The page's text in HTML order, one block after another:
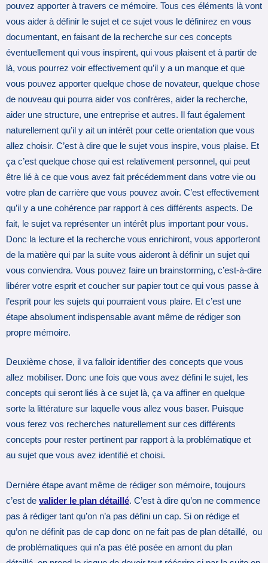
pouvez apporter à travers ce mémoire. Tous ces éléments là vont
vous aider à définir le sujet et ce sujet vous le définirez en vous
documentant, en faisant de la recherche sur ces concepts
éventuellement qui vous inspirent, qui vous plaisent et à partir de
là, vous pourrez voir effectivement qu’il y a un manque et que
vous pouvez apporter quelque chose de novateur, quelque chose
de nouveau qui pourra aider vos confrères, aider la recherche,
aider une structure, une entreprise et autres. Il faut également
naturellement qu’il y ait un intérêt pour cette orientation que vous
allez choisir. C’est à dire que le sujet vous inspire, vous plaise. Et
ça c’est quelque chose qui est relativement personnel, qui peut
être lié à ce que vous avez fait précédemment dans votre vie ou
votre plan de carrière que vous pouvez avoir. C’est effectivement
qu’il y a une cohérence par rapport à ces différents aspects. De
fait, le sujet va représenter un intérêt plus important pour vous.
Donc la lecture et la recherche vous enrichiront, vous apporteront
de la matière qui par la suite vous aideront à définir un sujet qui
vous conviendra. Vous pouvez faire un brainstorming, c’est-à-dire
libérer votre esprit et coucher sur papier tout ce qui vous passe à
l’esprit pour les sujets qui pourraient vous plaire. Et c’est une
étape absolument indispensable avant même de rédiger son
propre mémoire.
Deuxième chose, il va falloir identifier des concepts que vous
allez mobiliser. Donc une fois que vous avez défini le sujet, les
concepts qui seront liés à ce sujet là, ça va affiner en quelque
sorte la littérature sur laquelle vous allez vous baser. Puisque
vous ferez vos recherches naturellement sur ces différents
concepts pour rester pertinent par rapport à la problématique et
au sujet que vous avez identifié et choisi.
Dernière étape avant même de rédiger son mémoire, toujours
c’est de valider le plan détaillé. C’est à dire qu’on ne commence
pas à rédiger tant qu’on n’a pas défini un cap. Si on rédige et
qu’on ne définit pas de cap donc on ne fait pas de plan détaillé, ou
de problématiques qui n’a pas été posée en amont du plan